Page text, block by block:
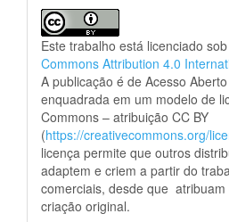
Este trabalho está licenciado
Commons Attribution 4.0
A publicação é de Acesso
enquadrada em um modelo de
Commons – atribuição CC BY
(https://creativecommons.org/
licença permite que outros
adaptem e criem a partir do
comerciais, desde que
criação original.